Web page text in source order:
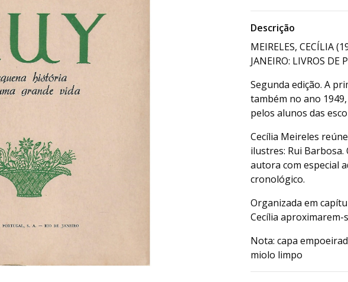
Descrição
MEIRELES, CECÍLIA
JANEIRO: LIVROS DE
Segunda edição. A
também no ano
pelos alunos das
Cecília Meireles
ilustres: Rui
autora com especial
cronológico.
Organizada em
Cecília aproximarem-
Nota: capa
miolo limpo